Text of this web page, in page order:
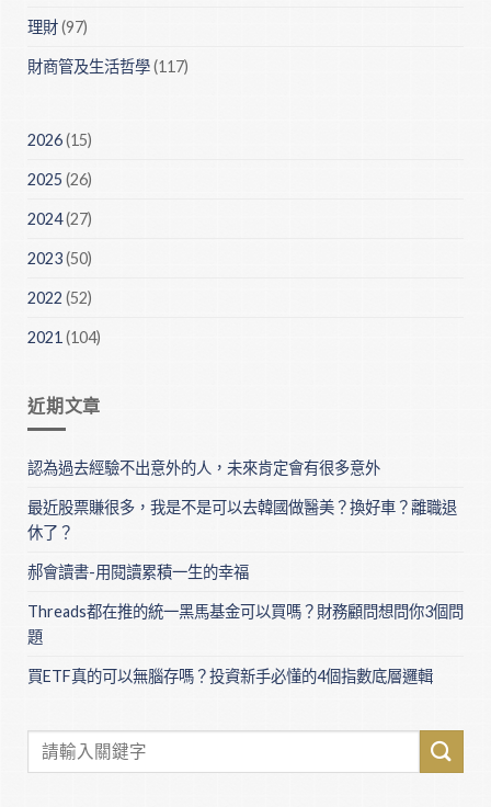
理財(97)
財商管及生活哲學(117)
2026(15)
2025 (26)
2024(27)
2023(50)
2022 (52)
2021 (104)
近期文章
認為過去經驗不出意外的人，未來肯定會有很多意外
最近股票賺很多，我是不是可以去韓國做醫美？換好車？離職退
休了？
郝會讀書-用閱讀累積一生的幸福
Threads都在推的統一黑馬基金可以買嗎？財務顧問想問你3個問
題
買ETF真的可以無腦存嗎？投資新手必懂的4個指數底層邏輯